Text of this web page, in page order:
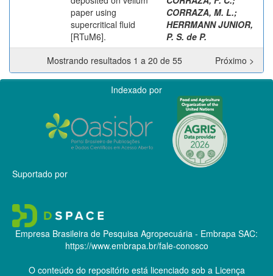
paper using
supercritical fluid
[RTuM6].
CORRAZA, M. L.;
HERRMANN JUNIOR,
P. S. de P.
Mostrando resultados 1 a 20 de 55
Próximo >
Indexado por
Suportado por
Empresa Brasileira de Pesquisa Agropecuária - Embrapa SAC:
https://www.embrapa.br/fale-conosco
O conteúdo do repositório está licenciado sob a Licença